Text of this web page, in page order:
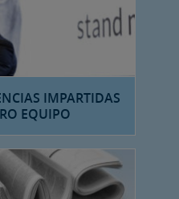
IMPARTIDAS
EQUIPO